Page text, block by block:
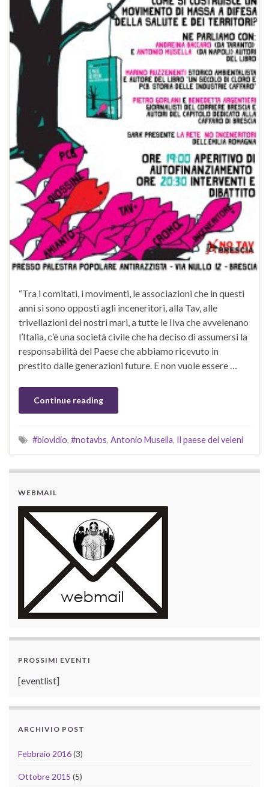
“Tra i comitati, i movimenti, le associazioni che in questi
anni si sono opposti agli inceneritori, alla Tav, alle
trivellazioni dei nostri mari, a tutte le Ilva che avvelenano
l’Italia, c’è una società civile che ha deciso di assumersi la
responsabilità del Paese che abbiamo ricevuto in
prestito dalle generazioni future. E non vuole essere …
Continue reading
#biovidio, #notavbs, Antonio Musella, Il paese dei veleni
WEBMAIL
PROSSIMI EVENTI
[eventlist]
ARCHIVIO POST
Febbraio 2016(3)
Ottobre 2015 (5)